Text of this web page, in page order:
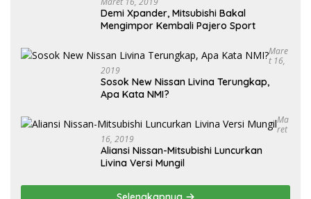
Demi Xpander, Mitsubishi Bakal
Mengimpor Kembali Pajero Sport
Mare
T 16,
2019
Sosok New Nissan Livina Terungkap,
Apa Kata NMI?
Ma
Ret
16, 2019
Aliansi Nissan-Mitsubishi Luncurkan
Livina Versi Mungil